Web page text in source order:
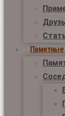
Памятные